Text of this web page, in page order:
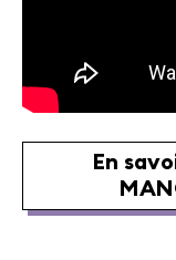
En